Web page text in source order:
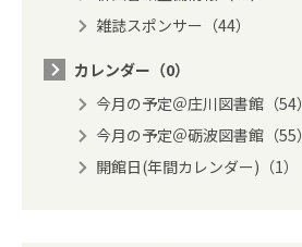
雑誌スポンサー（44）
カレンダー（0）
今月の予定＠庄川図書館（54）
今月の予定＠砺波図書館（55）
開館日(年間カレンダー)（1）